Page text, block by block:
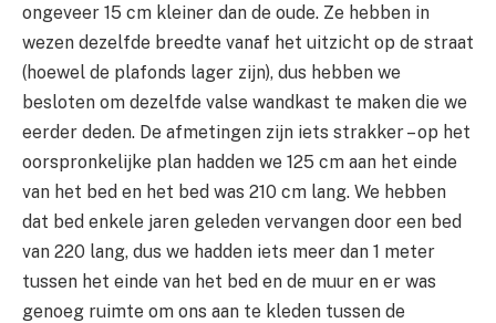
ongeveer 15 cm kleiner dan de oude. Ze hebben in
wezen dezelfde breedte vanaf het uitzicht op de straat
(hoewel de plafonds lager zijn), dus hebben we
besloten om dezelfde valse wandkast te maken die we
eerder deden. De afmetingen zijn iets strakker – op het
oorspronkelijke plan hadden we 125 cm aan het einde
van het bed en het bed was 210 cm lang. We hebben
dat bed enkele jaren geleden vervangen door een bed
van 220 lang, dus we hadden iets meer dan 1 meter
tussen het einde van het bed en de muur en er was
genoeg ruimte om ons aan te kleden tussen de